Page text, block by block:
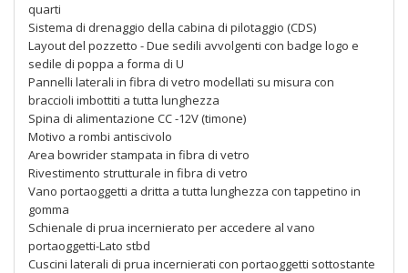
quarti
Sistema di drenaggio della cabina di pilotaggio (CDS)
Layout del pozzetto - Due sedili avvolgenti con badge logo e
sedile di poppa a forma di U
Pannelli laterali in fibra di vetro modellati su misura con
braccioli imbottiti a tutta lunghezza
Spina di alimentazione CC -12V (timone)
Motivo a rombi antiscivolo
Area bowrider stampata in fibra di vetro
Rivestimento strutturale in fibra di vetro
Vano portaoggetti a dritta a tutta lunghezza con tappetino in
gomma
Schienale di prua incernierato per accedere al vano
portaoggetti-Lato stbd
Cuscini laterali di prua incernierati con portaoggetti sottostante